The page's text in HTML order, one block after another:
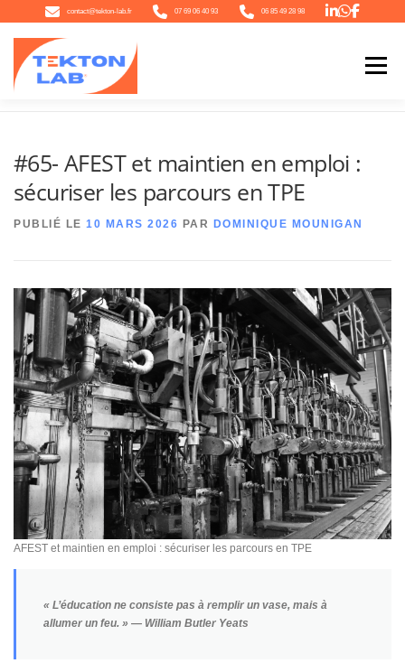
contact@tekton-lab.fr 07 69 06 40 93 06 85 49 28 98
au
contenu
Menu
L’ACTU CONTACT
Accueil #65- AFEST et maintien en emploi : sécuriser les parcours en TPE
#65- AFEST et maintien en emploi :
sécuriser les parcours en TPE
PUBLIÉ LE 10 MARS 2026 PAR DOMINIQUE MOUNIGAN
AFEST et maintien en emploi : sécuriser les parcours en TPE
« L’éducation ne consiste pas à remplir un vase, mais à
allumer un feu. » — William Butler Yeats